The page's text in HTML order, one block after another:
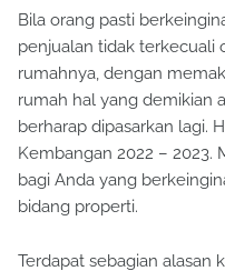
Bila orang pasti
penjualan tidak terkecuali
rumahnya, dengan
rumah hal yang demikian
berharap dipasarkan lagi.
Kembangan 2022 – 2023.
bagi Anda yang